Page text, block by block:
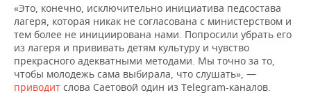
ХОККЕЙ С МЯЧОМ
ПРОИСШЕСТВИЯ
«Это, конечно, исключительно инициатива педсостава
лагеря, которая никак не согласована с министерством и
тем более не инициирована нами. Попросили убрать его
из лагеря и прививать детям культуру и чувство
прекрасного адекватными методами. Мы точно за то,
чтобы молодежь сама выбирала, что слушать», —
приводит слова Саетовой один из Telegram-каналов.